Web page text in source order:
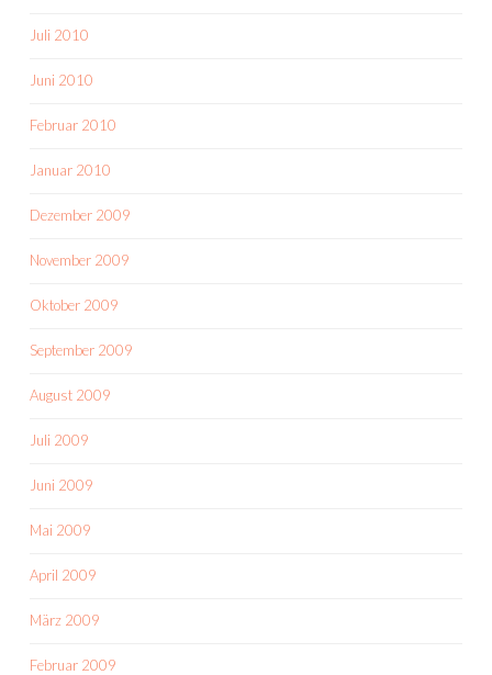
Juli 2010
Juni 2010
Februar 2010
Januar 2010
Dezember 2009
November 2009
Oktober 2009
September 2009
August 2009
Juli 2009
Juni 2009
Mai 2009
April 2009
März 2009
Februar 2009